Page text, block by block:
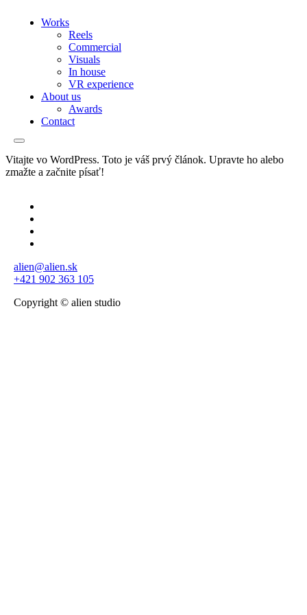
Works
Reels
Commercial
Visuals
In house
VR experience
About us
Awards
Contact
Vitajte vo WordPress. Toto je váš prvý článok. Upravte ho alebo
zmažte a začnite písať!
alien@alien.sk
+421 902 363 105
Copyright © alien studio